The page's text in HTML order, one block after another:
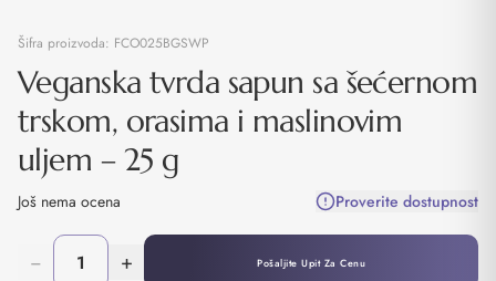
Šifra proizvoda: FCO025BGSWP
Veganska tvrda sapun sa šećernom
trskom, orasima i maslinovim
uljem – 25 g
Još nema ocena Proverite dostupnost
− + Pošaljite Upit Za Cenu